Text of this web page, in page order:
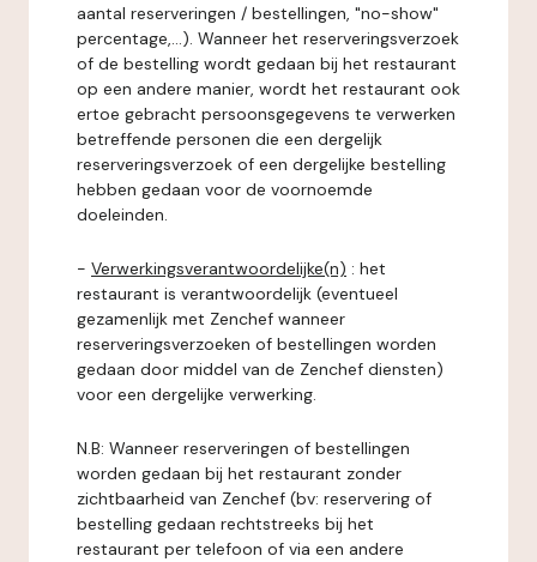
aantal reserveringen / bestellingen, "no-show"
percentage,...). Wanneer het reserveringsverzoek
of de bestelling wordt gedaan bij het restaurant
op een andere manier, wordt het restaurant ook
ertoe gebracht persoonsgegevens te verwerken
betreffende personen die een dergelijk
reserveringsverzoek of een dergelijke bestelling
hebben gedaan voor de voornoemde
doeleinden.
- Verwerkingsverantwoordelijke(n) : het
restaurant is verantwoordelijk (eventueel
gezamenlijk met Zenchef wanneer
reserveringsverzoeken of bestellingen worden
gedaan door middel van de Zenchef diensten)
voor een dergelijke verwerking.
N.B: Wanneer reserveringen of bestellingen
worden gedaan bij het restaurant zonder
zichtbaarheid van Zenchef (bv: reservering of
bestelling gedaan rechtstreeks bij het
restaurant per telefoon of via een andere